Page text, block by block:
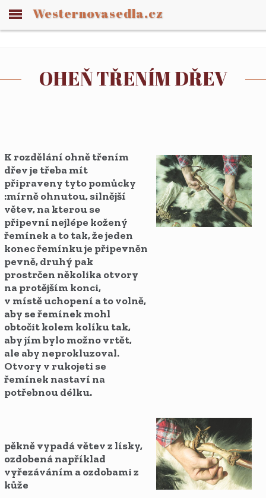
Westernovasedla.cz
OHEŇ TŘENÍM DŘEV
K rozdělání ohně třením
dřev je třeba mít
připraveny tyto pomůcky
:mírně ohnutou, silnější
větev, na kterou se
připevní nejlépe kožený
řemínek a to tak, že jeden
konec řemínku je připevněn
pevně, druhý pak
prostrčen několika otvory
na protějším konci,
v místě uchopení a to volně,
aby se řemínek mohl
obtočit kolem kolíku tak,
aby jím bylo možno vrtět,
ale aby neprokluzoval.
Otvory v rukojeti se
řemínek nastaví na
potřebnou délku.
pěkně vypadá větev z lísky,
ozdobená například
vyřezáváním a ozdobami z
kůže